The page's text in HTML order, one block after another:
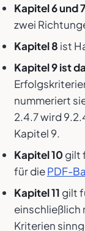
Kapitel 6 und 7
zwei
Kapitel 8 ist
Kapitel 9 ist
nummeriert sie
2.4.7 wird
Kapitel 9.
Kapitel 10 gilt
für diePDF-
Kapitel 11 gilt
einschließlich
Kriterien